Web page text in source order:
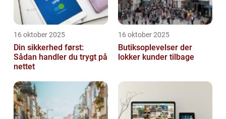
16 oktober 2025
Din sikkerhed først:
Sådan handler du trygt på
nettet
16 oktober 2025
Butiksoplevelser der
lokker kunder tilbage